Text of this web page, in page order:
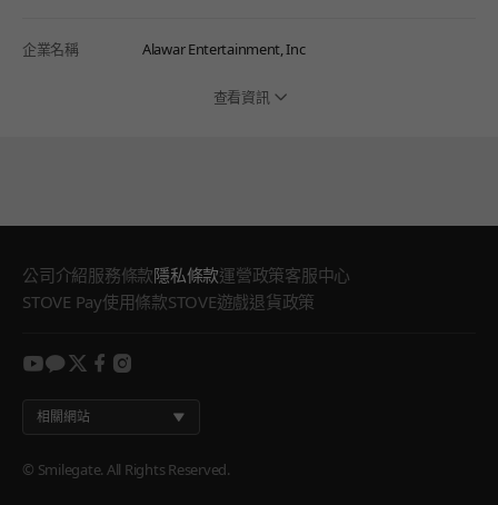
企業名稱 Alawar Entertainment, Inc
查看資訊
公司介紹服務條款隱私條款運營政策客服中心
STOVE Pay使用條款STOVE遊戲退貨政策
youtube
kakao
twitter
facebook
instagram
相關網站
© Smilegate. All Rights Reserved.